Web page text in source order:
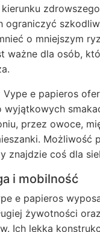
ograniczyć
o mniejszym
ważne dla osób,
Vype e papieros
wyjątkowych
przez owoce,
Możliwość
znajdzie coś dla
i mobilność
e papieros
żywotności
Ich lekka